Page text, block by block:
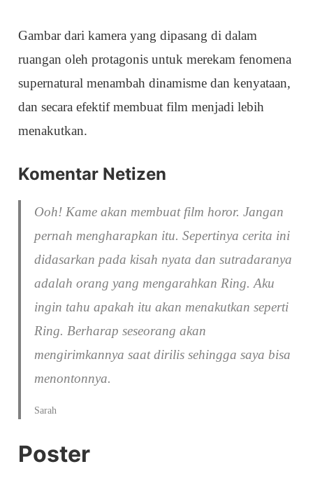
Gambar dari kamera yang dipasang di dalam
ruangan oleh protagonis untuk merekam fenomena
supernatural menambah dinamisme dan kenyataan,
dan secara efektif membuat film menjadi lebih
menakutkan.
Komentar Netizen
Ooh! Kame akan membuat film horor. Jangan
pernah mengharapkan itu. Sepertinya cerita ini
didasarkan pada kisah nyata dan sutradaranya
adalah orang yang mengarahkan Ring. Aku
ingin tahu apakah itu akan menakutkan seperti
Ring. Berharap seseorang akan
mengirimkannya saat dirilis sehingga saya bisa
menontonnya.
Sarah
Poster